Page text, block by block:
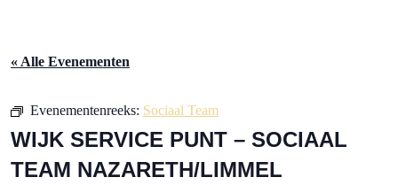
« Alle Evenementen
Evenementenreeks: Sociaal Team
WIJK SERVICE PUNT – SOCIAAL
TEAM NAZARETH/LIMMEL